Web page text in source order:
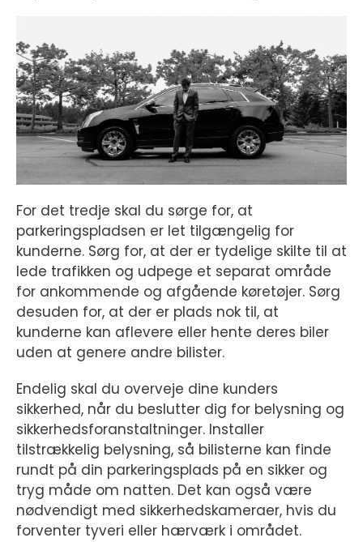
For det tredje skal du sørge for, at
parkeringspladsen er let tilgængelig for
kunderne. Sørg for, at der er tydelige skilte til at
lede trafikken og udpege et separat område
for ankommende og afgående køretøjer. Sørg
desuden for, at der er plads nok til, at
kunderne kan aflevere eller hente deres biler
uden at genere andre bilister.
Endelig skal du overveje dine kunders
sikkerhed, når du beslutter dig for belysning og
sikkerhedsforanstaltninger. Installer
tilstrækkelig belysning, så bilisterne kan finde
rundt på din parkeringsplads på en sikker og
tryg måde om natten. Det kan også være
nødvendigt med sikkerhedskameraer, hvis du
forventer tyveri eller hærværk i området.